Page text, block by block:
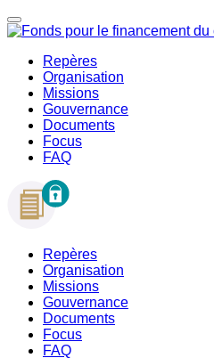
Repères
Organisation
Missions
Gouvernance
Documents
Focus
FAQ
Repères
Organisation
Missions
Gouvernance
Documents
Focus
FAQ